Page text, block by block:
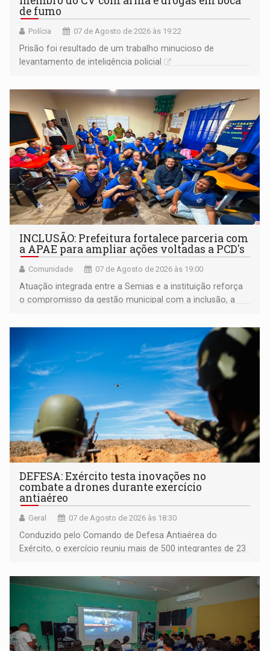
de fumo
Polícia 07 de Agosto de 2026 às 19:22
Prisão foi resultado de um trabalho minucioso de
levantamento de inteligência policial
INCLUSÃO: Prefeitura fortalece parceria com
a APAE para ampliar ações voltadas a PCD's
Comunidade 07 de Agosto de 2026 às 19:00
Atuação integrada entre a Semias e a instituição reforça
o compromisso da gestão municipal com a inclusão, a
DEFESA: Exército testa inovações no
combate a drones durante exercício
antiaéreo
Geral 07 de Agosto de 2026 às 18:30
Conduzido pelo Comando de Defesa Antiaérea do
Exército, o exercício reuniu mais de 500 integrantes de 23